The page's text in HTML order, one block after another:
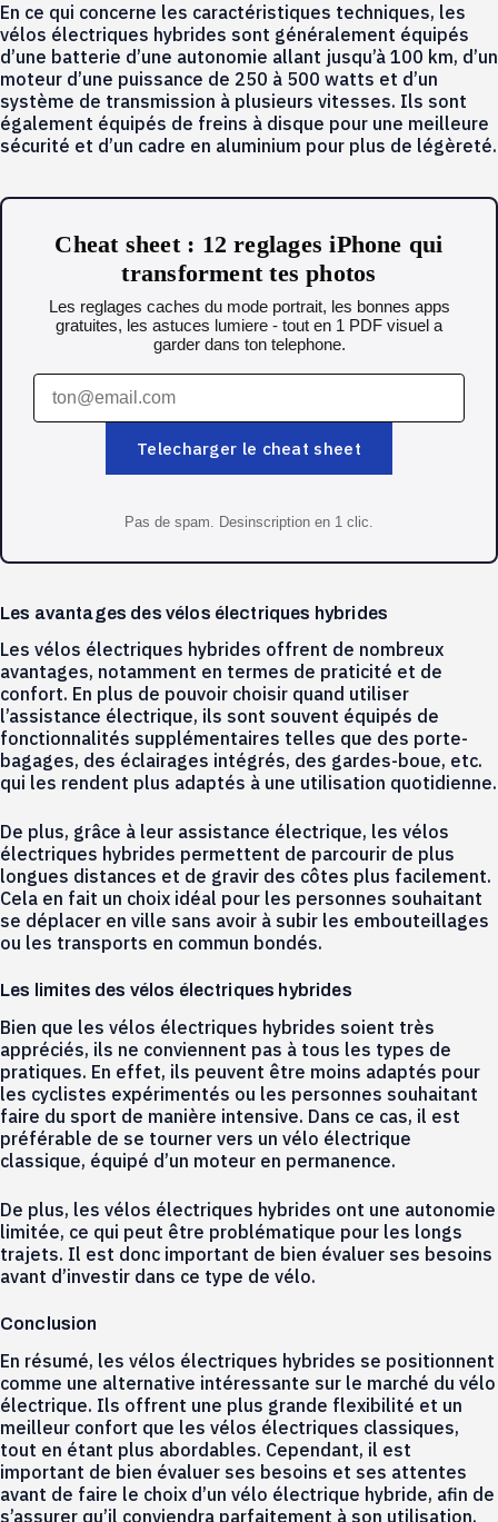
En ce qui concerne les caractéristiques techniques, les
vélos électriques hybrides sont généralement équipés
d’une batterie d’une autonomie allant jusqu’à 100 km, d’un
moteur d’une puissance de 250 à 500 watts et d’un
système de transmission à plusieurs vitesses. Ils sont
également équipés de freins à disque pour une meilleure
sécurité et d’un cadre en aluminium pour plus de légèreté.
Cheat sheet : 12 reglages iPhone qui
transforment tes photos
Les reglages caches du mode portrait, les bonnes apps
gratuites, les astuces lumiere - tout en 1 PDF visuel a
garder dans ton telephone.
Telecharger le cheat sheet
Pas de spam. Desinscription en 1 clic.
Les avantages des vélos électriques hybrides
Les vélos électriques hybrides offrent de nombreux
avantages, notamment en termes de praticité et de
confort. En plus de pouvoir choisir quand utiliser
l’assistance électrique, ils sont souvent équipés de
fonctionnalités supplémentaires telles que des porte-
bagages, des éclairages intégrés, des gardes-boue, etc.
qui les rendent plus adaptés à une utilisation quotidienne.
De plus, grâce à leur assistance électrique, les vélos
électriques hybrides permettent de parcourir de plus
longues distances et de gravir des côtes plus facilement.
Cela en fait un choix idéal pour les personnes souhaitant
se déplacer en ville sans avoir à subir les embouteillages
ou les transports en commun bondés.
Les limites des vélos électriques hybrides
Bien que les vélos électriques hybrides soient très
appréciés, ils ne conviennent pas à tous les types de
pratiques. En effet, ils peuvent être moins adaptés pour
les cyclistes expérimentés ou les personnes souhaitant
faire du sport de manière intensive. Dans ce cas, il est
préférable de se tourner vers un vélo électrique
classique, équipé d’un moteur en permanence.
De plus, les vélos électriques hybrides ont une autonomie
limitée, ce qui peut être problématique pour les longs
trajets. Il est donc important de bien évaluer ses besoins
avant d’investir dans ce type de vélo.
Conclusion
En résumé, les vélos électriques hybrides se positionnent
comme une alternative intéressante sur le marché du vélo
électrique. Ils offrent une plus grande flexibilité et un
meilleur confort que les vélos électriques classiques,
tout en étant plus abordables. Cependant, il est
important de bien évaluer ses besoins et ses attentes
avant de faire le choix d’un vélo électrique hybride, afin de
s’assurer qu’il conviendra parfaitement à son utilisation.